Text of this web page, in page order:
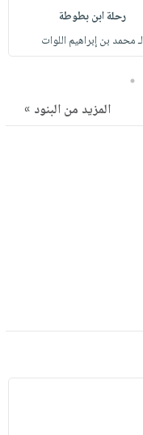
رحلة ابن بطوطة
لـ محمد بن إبراهيم اللوات
5
المزيد من البنود »